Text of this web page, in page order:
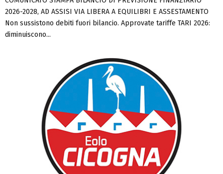
2026-2028, AD ASSISI VIA LIBERA A EQUILIBRI E ASSESTAMENTO
Non sussistono debiti fuori bilancio. Approvate tariffe TARI 2026:
diminuiscono...